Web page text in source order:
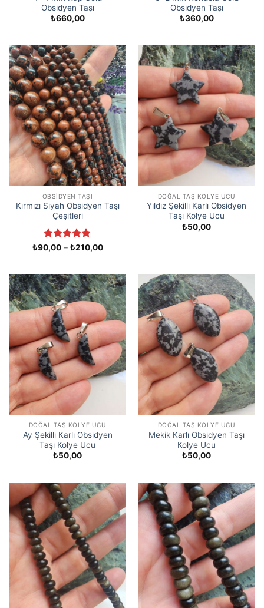
Obsidyen Taşı
₺660,00
Obsidyen Taşı
₺360,00
OBSIDYEN TAŞI
Kırmızı Siyah Obsidyen Taşı
Çeşitleri
5 üzerinden
₺90,00 – ₺210,00Fiyat
₺210,00
DOĞAL TAŞ KOLYE UCU
Yıldız Şekilli Karlı Obsidyen
Taşı Kolye Ucu
₺50,00
DOĞAL TAŞ KOLYE UCU
Ay Şekilli Karlı Obsidyen
Taşı Kolye Ucu
₺50,00
DOĞAL TAŞ KOLYE UCU
Mekik Karlı Obsidyen Taşı
Kolye Ucu
₺50,00